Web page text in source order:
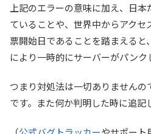
上記のエラーの意味に加え、日
ていることや、世界中からアク
票開始日であることを踏まえると
により一時的にサーバーがパンク
つまり対処法は一切ありません
です。また何か判明した時に追記